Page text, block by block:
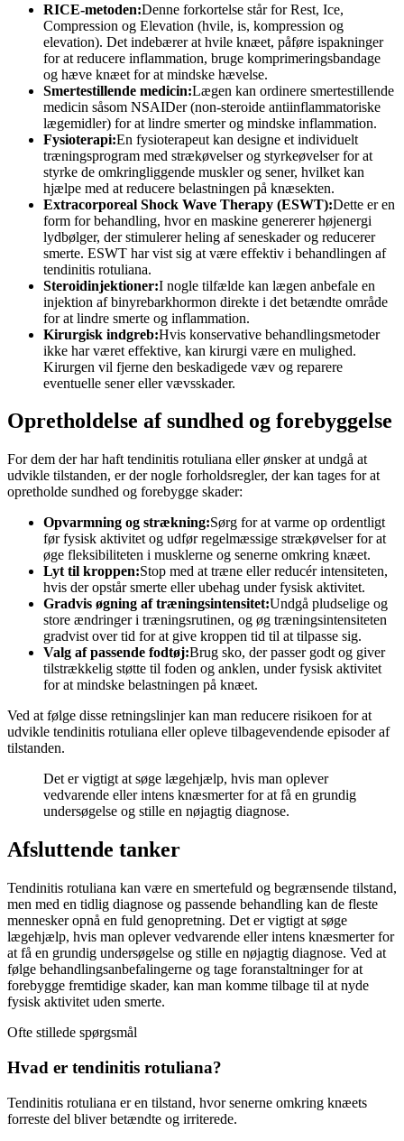
RICE-metoden:Denne forkortelse står for Rest, Ice,
Compression og Elevation (hvile, is, kompression og
elevation). Det indebærer at hvile knæet, påføre ispakninger
for at reducere inflammation, bruge komprimeringsbandage
og hæve knæet for at mindske hævelse.
Smertestillende medicin:Lægen kan ordinere smertestillende
medicin såsom NSAIDer (non-steroide antiinflammatoriske
lægemidler) for at lindre smerter og mindske inflammation.
Fysioterapi:En fysioterapeut kan designe et individuelt
træningsprogram med strækøvelser og styrkeøvelser for at
styrke de omkringliggende muskler og sener, hvilket kan
hjælpe med at reducere belastningen på knæsekten.
Extracorporeal Shock Wave Therapy (ESWT):Dette er en
form for behandling, hvor en maskine genererer højenergi
lydbølger, der stimulerer heling af seneskader og reducerer
smerte. ESWT har vist sig at være effektiv i behandlingen af
tendinitis rotuliana.
Steroidinjektioner:I nogle tilfælde kan lægen anbefale en
injektion af binyrebarkhormon direkte i det betændte område
for at lindre smerte og inflammation.
Kirurgisk indgreb:Hvis konservative behandlingsmetoder
ikke har været effektive, kan kirurgi være en mulighed.
Kirurgen vil fjerne den beskadigede væv og reparere
eventuelle sener eller vævsskader.
Opretholdelse af sundhed og forebyggelse
For dem der har haft tendinitis rotuliana eller ønsker at undgå at
udvikle tilstanden, er der nogle forholdsregler, der kan tages for at
opretholde sundhed og forebygge skader:
Opvarmning og strækning:Sørg for at varme op ordentligt
før fysisk aktivitet og udfør regelmæssige strækøvelser for at
øge fleksibiliteten i musklerne og senerne omkring knæet.
Lyt til kroppen:Stop med at træne eller reducér intensiteten,
hvis der opstår smerte eller ubehag under fysisk aktivitet.
Gradvis øgning af træningsintensitet:Undgå pludselige og
store ændringer i træningsrutinen, og øg træningsintensiteten
gradvist over tid for at give kroppen tid til at tilpasse sig.
Valg af passende fodtøj:Brug sko, der passer godt og giver
tilstrækkelig støtte til foden og anklen, under fysisk aktivitet
for at mindske belastningen på knæet.
Ved at følge disse retningslinjer kan man reducere risikoen for at
udvikle tendinitis rotuliana eller opleve tilbagevendende episoder af
tilstanden.
Det er vigtigt at søge lægehjælp, hvis man oplever
vedvarende eller intens knæsmerter for at få en grundig
undersøgelse og stille en nøjagtig diagnose.
Afsluttende tanker
Tendinitis rotuliana kan være en smertefuld og begrænsende tilstand,
men med en tidlig diagnose og passende behandling kan de fleste
mennesker opnå en fuld genopretning. Det er vigtigt at søge
lægehjælp, hvis man oplever vedvarende eller intens knæsmerter for
at få en grundig undersøgelse og stille en nøjagtig diagnose. Ved at
følge behandlingsanbefalingerne og tage foranstaltninger for at
forebygge fremtidige skader, kan man komme tilbage til at nyde
fysisk aktivitet uden smerte.
Ofte stillede spørgsmål
Hvad er tendinitis rotuliana?
Tendinitis rotuliana er en tilstand, hvor senerne omkring knæets
forreste del bliver betændte og irriterede.